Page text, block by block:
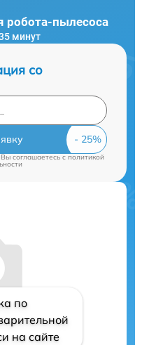
робота-пылесоса
минут
со
соглашаетесь c политикой
по
на сайте